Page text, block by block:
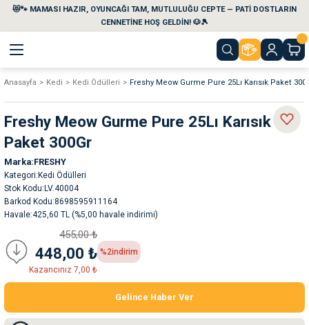
😻🐾 MAMASI HAZIR, OYUNCAĞI TAM, MUTLULUĞU CEPTE — PATİ DOSTLARIN
CENNETİNE HOŞ GELDİN! 🐶🎾
Geri Dön
Geri Dön
Temizlik Ürünleri
Geri Dön
Geri Dön
Geri Dön
Geri Dön
Anasayfa Kedi Kedi Ödülleri Freshy Meow Gurme Pure 25Lı Karısık Paket
Freshy Meow Gurme Pure 25Lı Karısık
Paket 300Gr
Marka FRESHY
Kategori Kedi Ödülleri
Stok Kodu LV.40004
Barkod Kodu 8698595911164
Havale 425,60 TL (%5,00 havale indirimi)
455,00 ₺
448,00 ₺
Kazancınız 7,00 ₺
%2indirim
Gelince Haber Ver